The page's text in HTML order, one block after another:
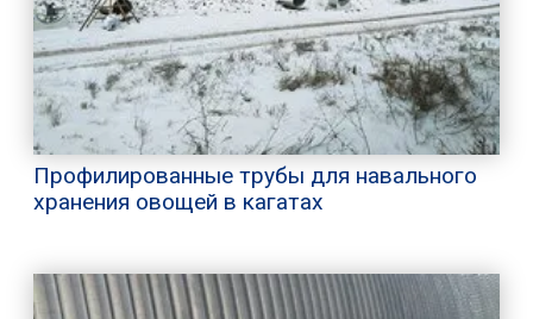
Профилированные трубы для навального
хранения овощей в кагатах